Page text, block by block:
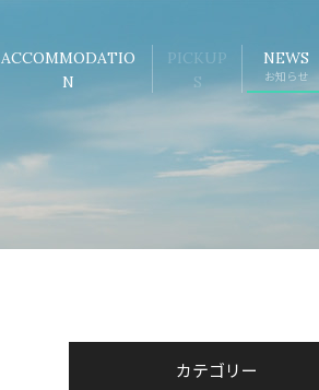
ACCOMMODATIO
N
PICKUP
S
NEWS
お知らせ
カテゴリー